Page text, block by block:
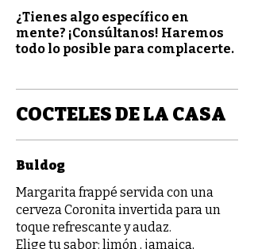
¿Tienes algo específico en
mente? ¡Consúltanos! Haremos
todo lo posible para complacerte.
COCTELES DE LA CASA
Buldog
Margarita frappé servida con una
cerveza Coronita invertida para un
toque refrescante y audaz.
Elige tu sabor: limón , jamaica,